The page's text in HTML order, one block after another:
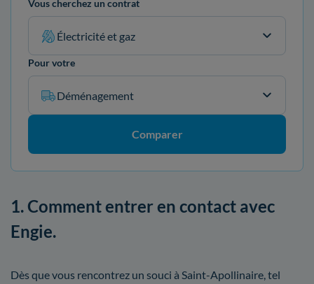
Vous cherchez un contrat
Électricité et gaz
Pour votre
Déménagement
Comparer
1. Comment entrer en contact avec
Engie.
Dès que vous rencontrez un souci à Saint-Apollinaire, tel